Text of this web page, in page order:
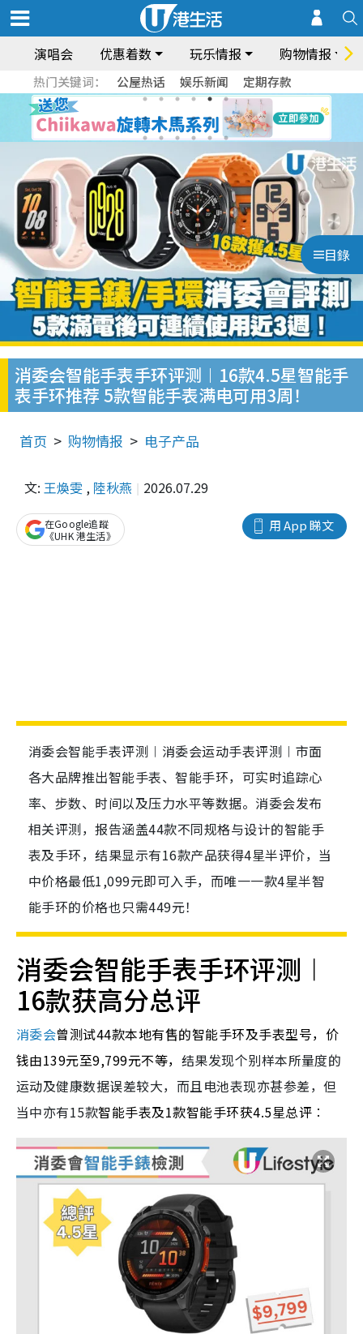
演唱会 优惠着数 玩乐情报 购物情报
热门关键词： 公屋热话 娱乐新闻 定期存款
目錄
消委会智能手表手环评测︱16款4.5星智能手
表手环推荐 5款智能手表满电可用3周！
首页 购物情报 电子产品
文: 王煥雯 , 陸秋燕 2026.07.29
用 App 睇文
在Google追蹤
《UHK 港生活》
消委会智能手表评测︱消委会运动手表评测︱市面
各大品牌推出智能手表、智能手环，可实时追踪心
率、步数、时间以及压力水平等数据。消委会发布
相关评测，报告涵盖44款不同规格与设计的智能手
表及手环，结果显示有16款产品获得4星半评价，当
中价格最低1,099元即可入手，而唯一一款4星半智
能手环的价格也只需449元！
消委会智能手表手环评测︱
16款获高分总评
消委会曾测试44款本地有售的智能手环及手表型号，价
钱由139元至9,799元不等， 结果发现个别样本所量度的
运动及健康数据误差较大，而且电池表现亦甚参差，但
当中亦有15款智能手表及1款智能手环获4.5星总评︰